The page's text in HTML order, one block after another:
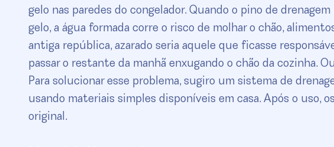
gelo nas paredes do congelador. Quando o pino de
gelo, a água formada corre o risco de molhar o chão,
antiga república, azarado seria aquele que ficasse
passar o restante da manhã enxugando o chão da cozinha.
Para solucionar esse problema, sugiro um sistema de
usando materiais simples disponíveis em casa. Após o uso,
original.